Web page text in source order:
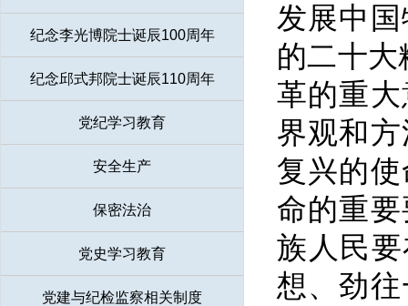
纪念李光博院士诞辰100周年
纪念邱式邦院士诞辰110周年
党纪学习教育
安全生产
保密法治
党史学习教育
党建与纪检监察相关制度
发展中
的二十
革的重
界观和
复兴的
命的重
族人民
想、劲